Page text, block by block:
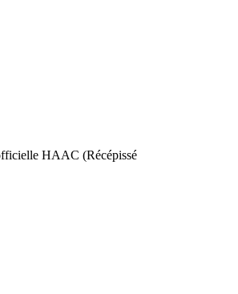
HAAC (Récépissé